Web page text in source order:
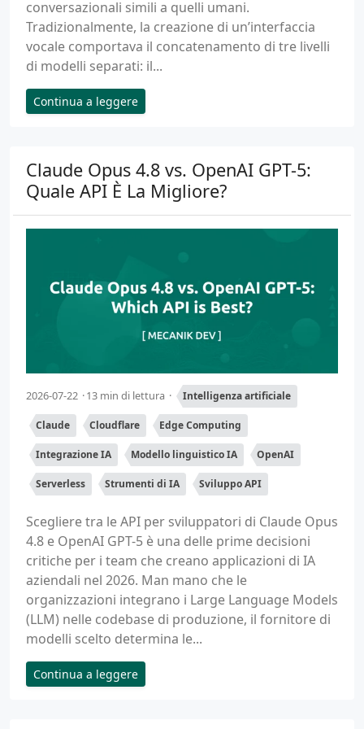
conversazionali simili a quelli umani.
Tradizionalmente, la creazione di un’interfaccia
vocale comportava il concatenamento di tre livelli
di modelli separati: il...
Continua a leggere
Claude Opus 4.8 vs. OpenAI GPT-5:
Quale API È La Migliore?
2026-07-22 13 min di lettura Intelligenza artificiale
Claude Cloudflare Edge Computing
Integrazione IA Modello linguistico IA OpenAI
Serverless Strumenti di IA Sviluppo API
Scegliere tra le API per sviluppatori di Claude Opus
4.8 e OpenAI GPT-5 è una delle prime decisioni
critiche per i team che creano applicazioni di IA
aziendali nel 2026. Man mano che le
organizzazioni integrano i Large Language Models
(LLM) nelle codebase di produzione, il fornitore di
modelli scelto determina le...
Continua a leggere